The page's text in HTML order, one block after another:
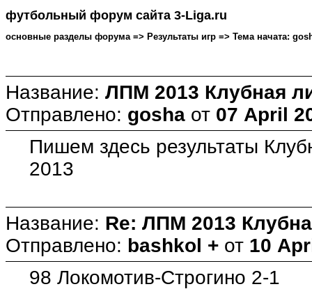
футбольный форум сайта 3-Liga.ru
основные разделы форума => Результаты игр => Тема начата:
Название: ЛПМ 2013 Клубная
Отправлено: gosha от 07 April
Пишем здесь результаты
2013
Название: Re: ЛПМ 2013
Отправлено: bashkol + от 10
98 Локомотив-Строгино 2-1